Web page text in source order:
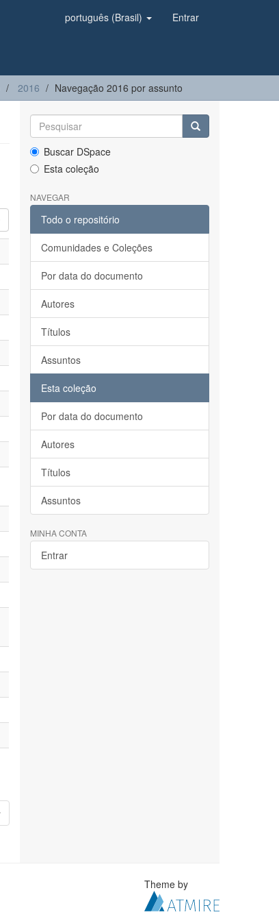
português (Brasil) Entrar
2016 Navegação 2016 por assunto
Buscar DSpace
Esta coleção
NAVEGAR
Todo o repositório
Comunidades e Coleções
Por data do documento
Autores
Títulos
Assuntos
Esta coleção
Por data do documento
Autores
Títulos
Assuntos
MINHA CONTA
Entrar
Theme by